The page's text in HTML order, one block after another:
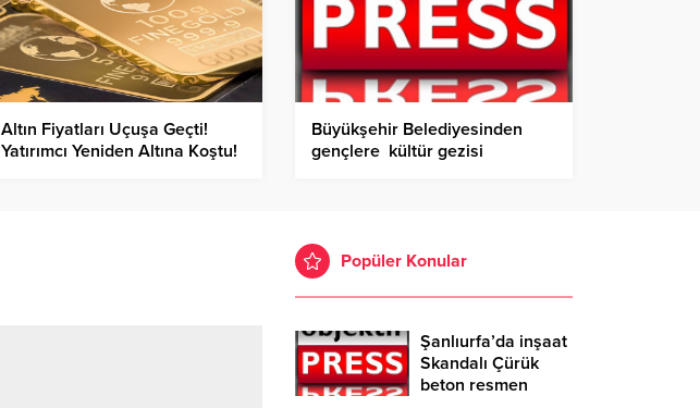
Altın Fiyatları Uçuşa Geçti!
Yatırımcı Yeniden Altına Koştu!
Büyükşehir Belediyesinden
gençlere kültür gezisi
Popüler Konular
Şanlıurfa’da inşaat
Skandalı Çürük
beton resmen